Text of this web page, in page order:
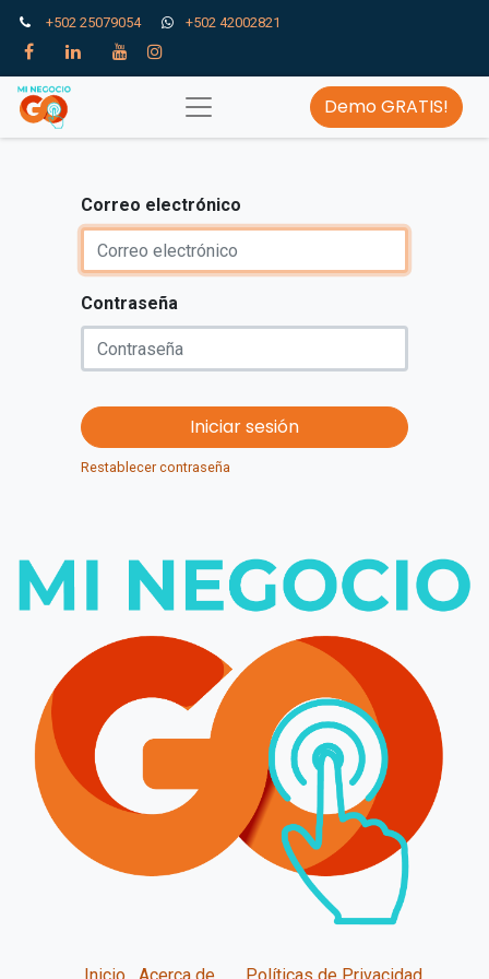
+502 25079054 +502 42002821
Demo GRATIS!
Correo electrónico
Contraseña
Iniciar sesión
Restablecer contraseña